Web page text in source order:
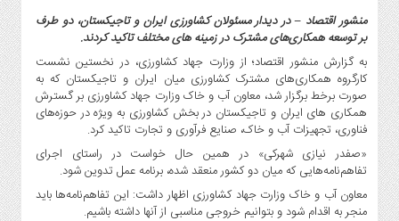
خودرو
استارت
آپ
و
فن
آوری
،
بیمه
و
منشور اقتصاد – در دیدار مسئولان کشاورزی ایران و تاجیکستان، دو طرف
بر توسعه همکاری‌های مشترک در زمینه های مختلف تاکید کردند.
به گزارش منشور اقتصاد؛ از وزارت جهاد کشاورزی، در نخستین نشست
کارگروه همکاری‌های مشترک کشاورزی میان ایران و تاجیکستان که به
صورت برخط برگزار شد، معاون آب و خاک وزارت جهاد کشاورزی بر گسترش
همکاری های ایران و تاجیکستان در بخش کشاورزی به ویژه در حوزه‌های
فناوری، تجهیزات آب و خاک، صنایع فرآوری و تجارت تاکید کرد.
«صفدر نیازی شهرکی» در همین حال خواست در راستای اجرای
تفاهم‌نامه‌هایی که میان دو کشور منعقد شده، برنامه‌ عمل تدوین شود.
معاون آب و خاک وزارت جهاد کشاورزی اظهار داشت: این تفاهم‌نامه‌ها باید
منجر به اقدام شود و بتوانیم خروجی مناسبی از آنها داشته باشیم.